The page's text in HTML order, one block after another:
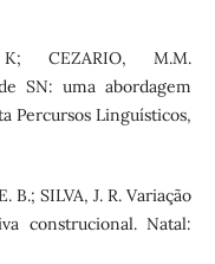
CEZARIO, M.M.
SN: uma abordagem
Percursos Linguísticos,
B.; SILVA, J. R. Variação
construcional. Natal: